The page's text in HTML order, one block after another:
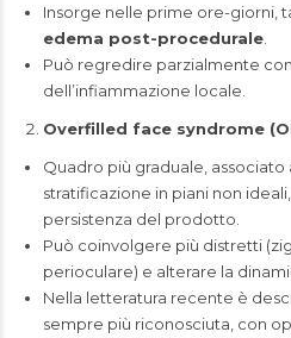
Insorge nelle prime ore-giorni,
edema post-procedurale.
Può regredire parzialmente
dell’infiammazione locale.
Overfilled face syndrome
Quadro più graduale, associato
stratificazione in piani non
persistenza del prodotto.
Può coinvolgere più distretti
perioculare) e alterare la
Nella letteratura recente è
sempre più riconosciuta, con